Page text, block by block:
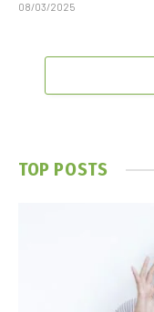
08/03/2025
TOP POSTS